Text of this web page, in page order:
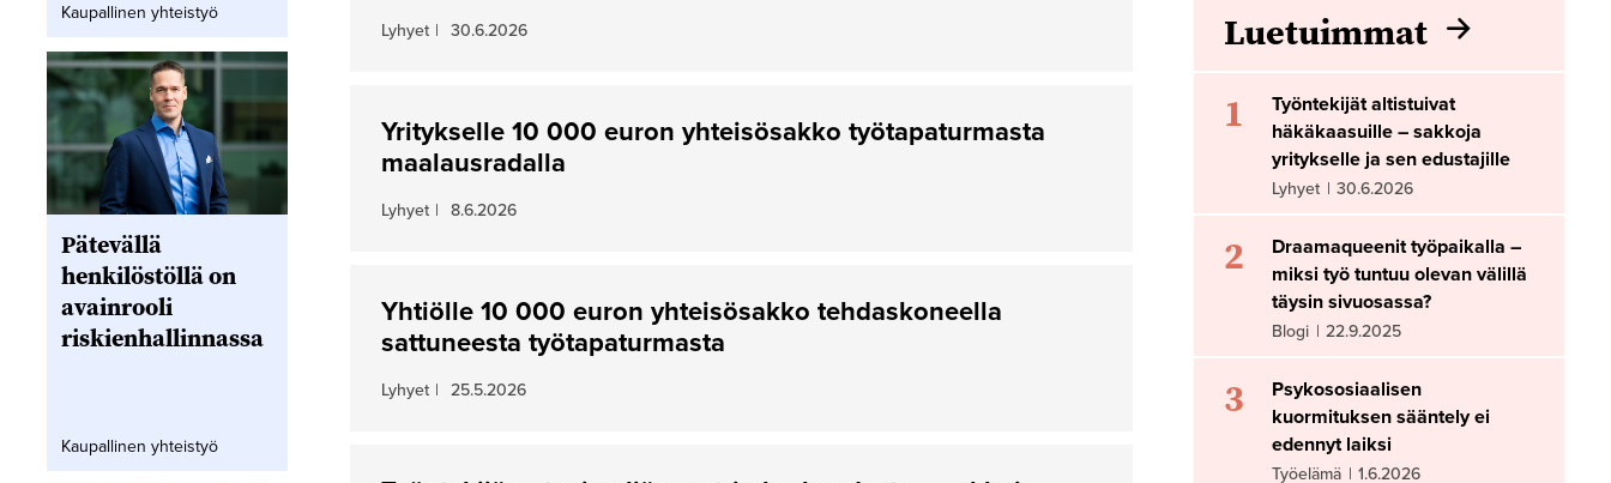
Lyhyet | 30.6.2026
Yritykselle 10 000 euron yhteisösakko työtapaturmasta
maalausradalla
Lyhyet | 8.6.2026
Yhtiölle 10 000 euron yhteisösakko tehdaskoneella
sattuneesta työtapaturmasta
Lyhyet | 25.5.2026
Kaupallinen yhteistyö
Pätevällä
henkilöstöllä on
avainrooli
riskienhallinnassa
Kaupallinen yhteistyö
Luetuimmat
1
Työntekijät altistuivat
häkäkaasuille – sakkoja
yritykselle ja sen edustajille
Lyhyet | 30.6.2026
2
Draamaqueenit työpaikalla –
miksi työ tuntuu olevan välillä
täysin sivuosassa?
Blogi | 22.9.2025
3
Psykososiaalisen
kuormituksen sääntely ei
edennyt laiksi
Työelämä | 1.6.2026